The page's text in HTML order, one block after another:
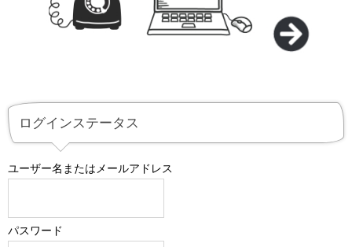
ログインステータス
ユーザー名またはメールアドレス
パスワード